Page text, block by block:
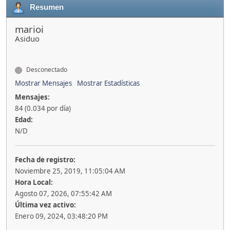
Resumen
marioi
Asiduo
Desconectado
Mostrar Mensajes
Mostrar Estadísticas
Mensajes:
84 (0.034 por día)
Edad:
N/D
Fecha de registro:
Noviembre 25, 2019, 11:05:04 AM
Hora Local:
Agosto 07, 2026, 07:55:42 AM
Última vez activo:
Enero 09, 2024, 03:48:20 PM